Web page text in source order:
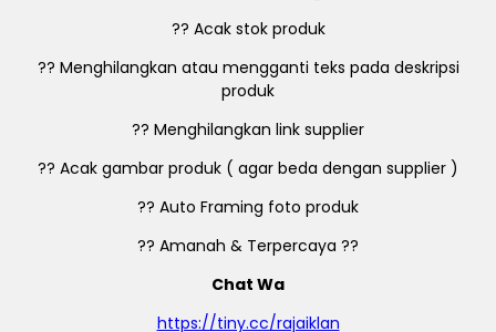
?? Acak stok produk
?? Menghilangkan atau mengganti teks pada deskripsi
produk
?? Menghilangkan link supplier
?? Acak gambar produk ( agar beda dengan supplier )
?? Auto Framing foto produk
?? Amanah & Terpercaya ??
Chat Wa
https://tiny.cc/rajaiklan